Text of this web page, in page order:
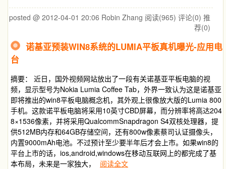
posted @ 2012-04-01 20:06 Robin Zhang 阅读(965) 评论(0) 推
荐(0)
诺基亚预装WIN8系统的LUMIA平板真机曝光-应用电
台
摘要： 近日，国外视频网站放出了一段有关诺基亚平板电脑的视
频，显示型号为Nokia Lumia Coffee Tab，外界一致认为这是诺基亚
即将推出的win8平板电脑概念机，其外观上很像放大版的Lumia 800
手机。这款诺平板电脑将采用10英寸CBD屏幕，而分辨率将高达204
8×1536像素，并将采用QualcommSnapdragon S4双核处理器，提
供512MB内存和64GB存储空间，还有800w像素蔡司认证摄像头，
内置9000mAh电池。不过预计至少要半年后才会上市。如果win8的
平台上市的话，ios,android,windows在移动互联网上的都完成了基
本布局，未来是一家独大，
阅读全文